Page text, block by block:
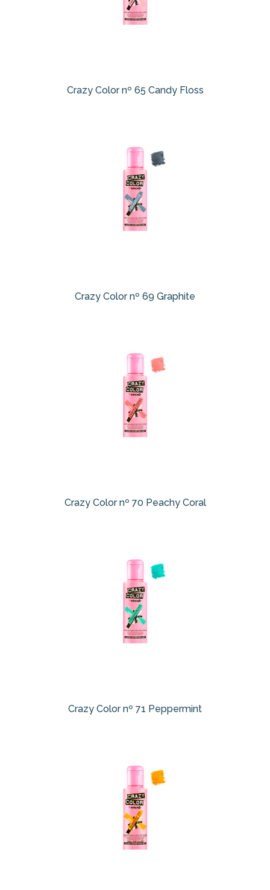
Crazy Color nº 65 Candy Floss
Crazy Color nº 69 Graphite
Crazy Color nº 70 Peachy Coral
Crazy Color nº 71 Peppermint